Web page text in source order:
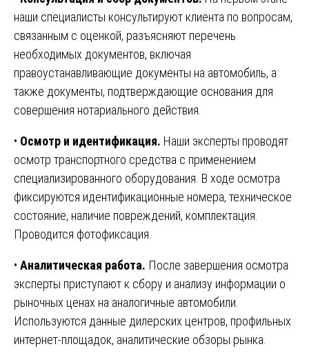
наши специалисты консультируют клиента по вопросам,
связанным с оценкой, разъясняют перечень
необходимых документов, включая
правоустанавливающие документы на автомобиль, а
также документы, подтверждающие основания для
совершения нотариального действия.
• Осмотр и идентификация. Наши эксперты проводят
осмотр транспортного средства с применением
специализированного оборудования. В ходе осмотра
фиксируются идентификационные номера, техническое
состояние, наличие повреждений, комплектация.
Проводится фотофиксация.
• Аналитическая работа. После завершения осмотра
эксперты приступают к сбору и анализу информации о
рыночных ценах на аналогичные автомобили.
Используются данные дилерских центров, профильных
интернет-площадок, аналитические обзоры рынка.